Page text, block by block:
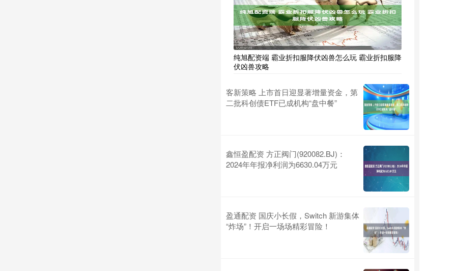
纯旭配资端 霸业折扣服降伏凶兽怎么玩 霸业折扣服降
伏凶兽攻略
客新策略 上市首日迎显著增量资金，第
二批科创债ETF已成机构“盘中餐”
鑫恒盈配资 方正阀门(920082.BJ)：
2024年年报净利润为6630.04万元
盈通配资 国庆小长假，Switch 新游集体
“炸场”！开启一场场精彩冒险！